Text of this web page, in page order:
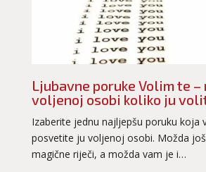
Ljubavne poruke Volim te
voljenoj osobi koliko ju
Izaberite jednu najljepšu poruku koja
posvetite ju voljenoj osobi. Možda
magične riječi, a možda vam je i…